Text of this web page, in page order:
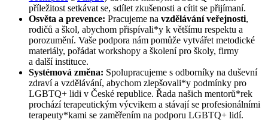
příležitost setkávat se, sdílet zkušenosti a cítit se přijímaní.
Osvěta a prevence: Pracujeme na vzdělávání veřejnosti,
rodičů a škol, abychom přispívali*y k většímu respektu a
porozumění. Vaše podpora nám pomůže vytvářet metodické
materiály, pořádat workshopy a školení pro školy, firmy
a další instituce.
Systémová změna: Spolupracujeme s odborníky na duševní
zdraví a vzdělávání, abychom zlepšovali*y podmínky pro
LGBTQ+ lidi v České republice. Řada našich mentorů*rek
prochází terapeutickým výcvikem a stávají se profesionálními
terapeuty*kami se zaměřením na podporu LGBTQ+ lidí.